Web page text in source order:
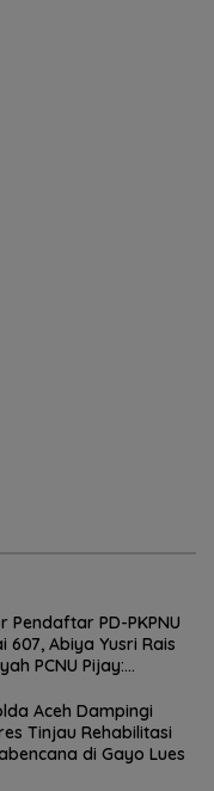
Pendaftar PD-PKPNU
607, Abiya Yusri Rais
PCNU Pijay:
Jam’iyah
Aceh Dampingi
Tinjau Rehabilitasi
di Gayo Lues